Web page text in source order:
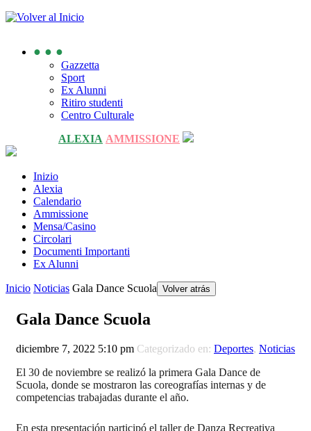
● ● ●
Gazzetta
Sport
Ex Alunni
Ritiro studenti
Centro Culturale
ALEXIA AMMISSIONE
Inizio
Alexia
Calendario
Ammissione
Mensa/Casino
Circolari
Documenti Importanti
Ex Alunni
Inicio Noticias Gala Dance Scuola Volver atrás
Gala Dance Scuola
diciembre 7, 2022 5:10 pm Categorizado en: Deportes, Noticias
El 30 de noviembre se realizó la primera Gala Dance de
Scuola, donde se mostraron las coreografías internas y de
competencias trabajadas durante el año.
En esta presentación participó el taller de Danza Recreativa